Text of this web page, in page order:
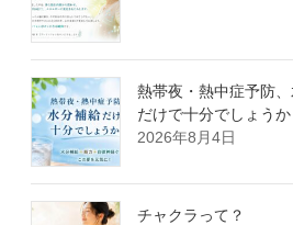
熱帯夜・熱中症予防
だけで十分でしょうか
2026年8月4日
チャクラって？